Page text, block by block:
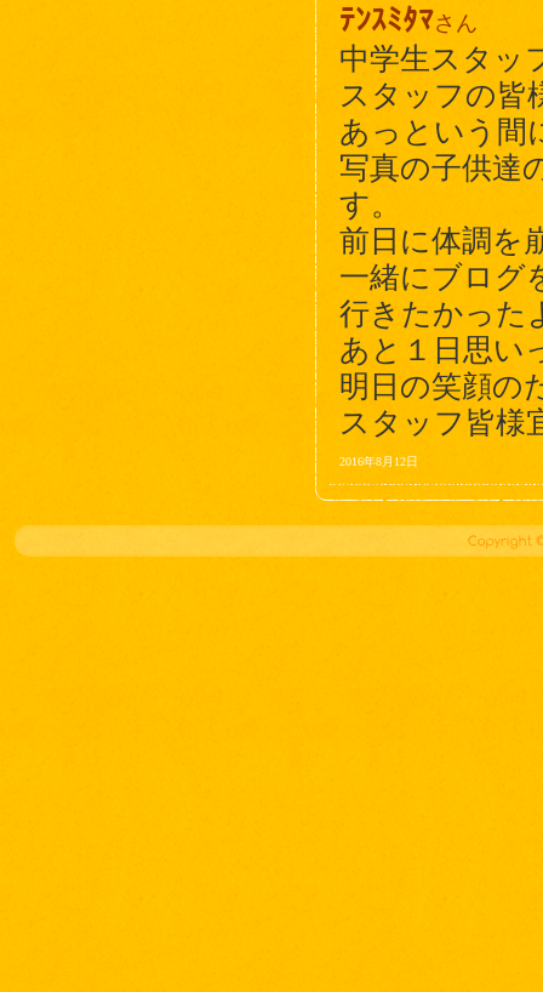
ﾃﾝｽﾐﾀﾏさん
中学生スタッ
スタッフの皆
あっという間
写真の子供達
す。
前日に体調を
一緒にブログ
行きたかった
あと１日思い
明日の笑顔の
スタッフ皆様
2016年8月12日